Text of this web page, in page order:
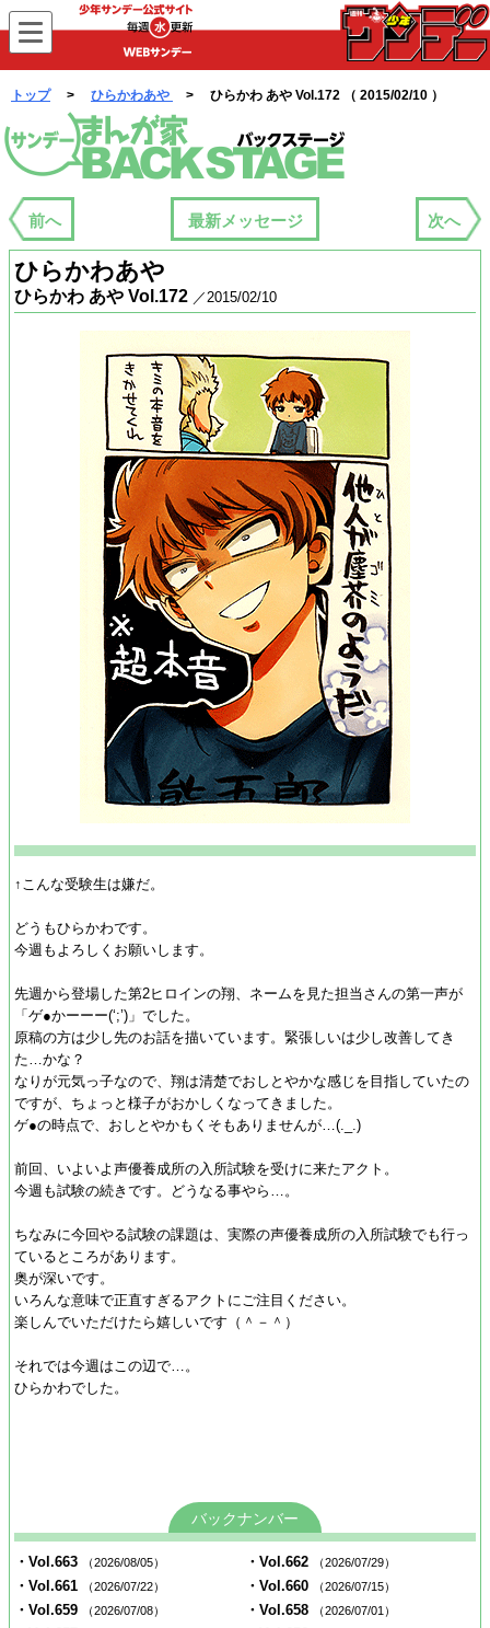
WEBサンデー
トップ> ひらかわあや > ひらかわ あや Vol.172 （ 2015/02/10 ）
まんが家バックステージ
前へ 最新メッセージ 次へ
ひらかわあや
ひらかわ あや Vol.172 ／2015/02/10
↑こんな受験生は嫌だ。
どうもひらかわです。
今週もよろしくお願いします。
先週から登場した第2ヒロインの翔、ネームを見た担当さんの第一声が
「ゲ●かーーー(‘;’)」でした。
原稿の方は少し先のお話を描いています。緊張しいは少し改善してき
た…かな？
なりが元気っ子なので、翔は清楚でおしとやかな感じを目指していたの
ですが、ちょっと様子がおかしくなってきました。
ゲ●の時点で、おしとやかもくそもありませんが…(._.)
前回、いよいよ声優養成所の入所試験を受けに来たアクト。
今週も試験の続きです。どうなる事やら…。
ちなみに今回やる試験の課題は、実際の声優養成所の入所試験でも行っ
ているところがあります。
奥が深いです。
いろんな意味で正直すぎるアクトにご注目ください。
楽しんでいただけたら嬉しいです（＾－＾）
それでは今週はこの辺で…。
ひらかわでした。
バックナンバー
・Vol.663 （2026/08/05） ・Vol.662 （2026/07/29）
・Vol.661 （2026/07/22） ・Vol.660 （2026/07/15）
・Vol.659 （2026/07/08） ・Vol.658 （2026/07/01）